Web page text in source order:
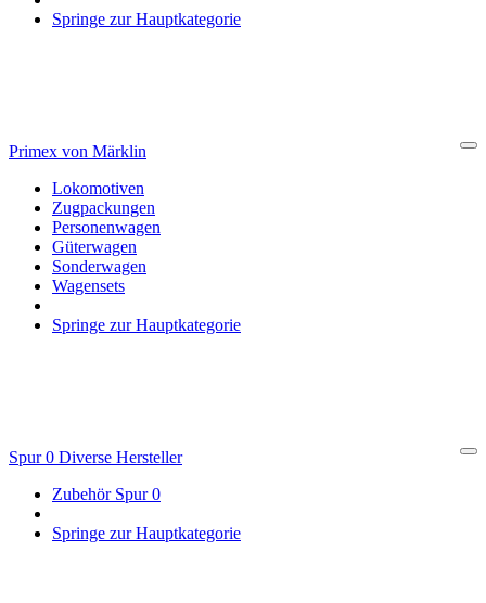
Springe zur Hauptkategorie
Primex von Märklin
Lokomotiven
Zugpackungen
Personenwagen
Güterwagen
Sonderwagen
Wagensets
Springe zur Hauptkategorie
Spur 0 Diverse Hersteller
Zubehör Spur 0
Springe zur Hauptkategorie